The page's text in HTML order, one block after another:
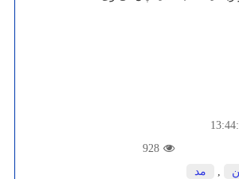
928
, مد